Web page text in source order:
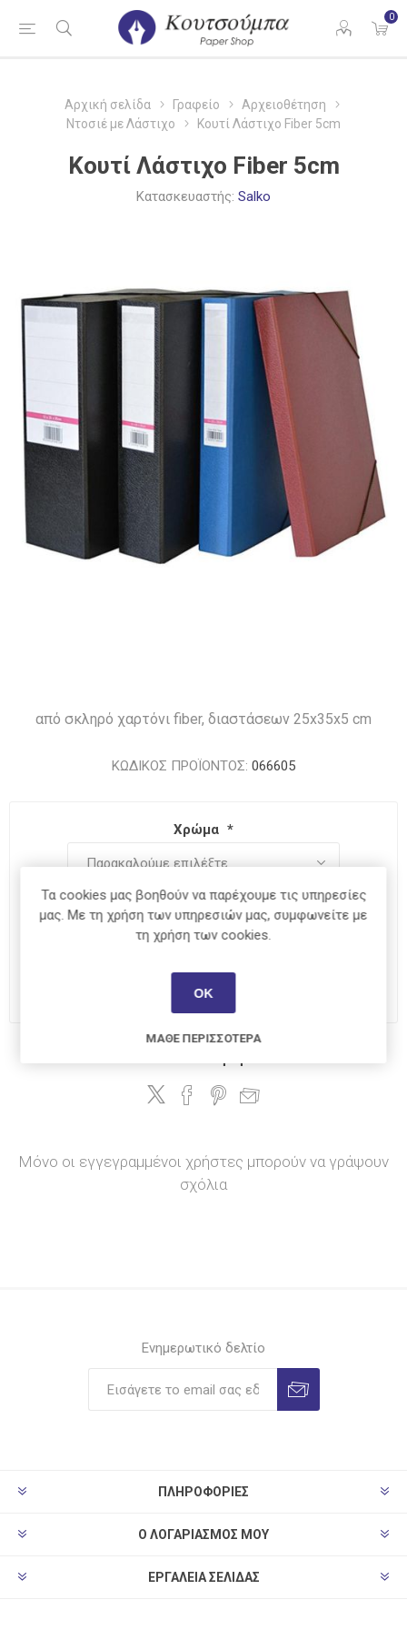
0
Αρχική σελίδα Γραφείο
Αρχειοθέτηση
Ντοσιέ με Λάστιχο
Κουτί Λάστιχο Fiber 5cm
Κουτί Λάστιχο Fiber 5cm
Κατασκευαστής: Salko
από σκληρό χαρτόνι fiber, διαστάσεων 25x35x5 cm
ΚΩΔΙΚΟΣ ΠΡΟΪΟΝΤΟΣ: 066605
Χρώμα *
€3,30
ΑΓΟΡΆ
Μόνο οι εγγεγραμμένοι χρήστες μπορούν να γράψουν
σχόλια
Ενημερωτικό δελτίο
ΠΛΗΡΟΦΟΡΊΕΣ
Ο ΛΟΓΑΡΙΑΣΜΌΣ ΜΟΥ
ΕΡΓΑΛΕΊΑ ΣΕΛΊΔΑΣ
Τα cookies μας βοηθούν να παρέχουμε τις υπηρεσίες
μας. Με τη χρήση των υπηρεσιών μας, συμφωνείτε με
τη χρήση των cookies.
ΟΚ
ΜΆΘΕ ΠΕΡΙΣΣΌΤΕΡΑ